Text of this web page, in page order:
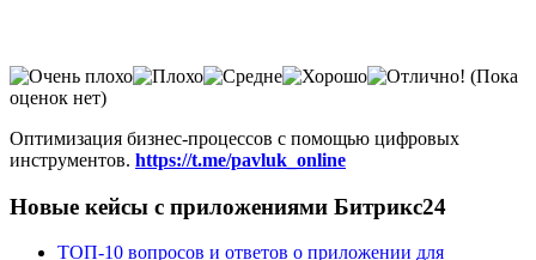
(Пока
оценок нет)
Оптимизация бизнес-процессов с помощью цифровых
инструментов. https://t.me/pavluk_online
Новые кейсы с приложениями Битрикс24
ТОП-10 вопросов и ответов о приложении для